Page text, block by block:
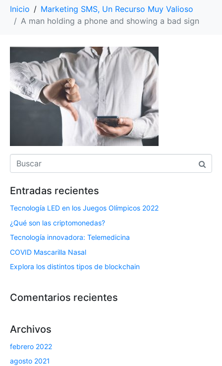
Inicio
Marketing SMS, Un Recurso Muy Valioso
A man holding a phone and showing a bad sign
Entradas recientes
Tecnología LED en los Juegos Olímpicos 2022
¿Qué son las criptomonedas?
Tecnología innovadora: Telemedicina
COVID Mascarilla Nasal
Explora los distintos tipos de blockchain
Comentarios recientes
Archivos
febrero 2022
agosto 2021